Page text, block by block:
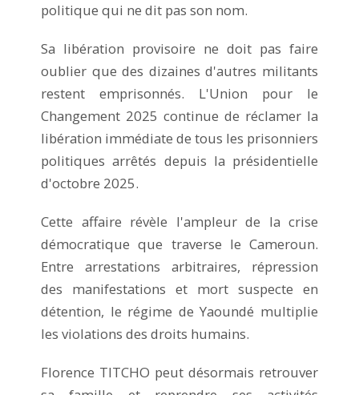
politique qui ne dit pas son nom.
Sa libération provisoire ne doit pas faire
oublier que des dizaines d'autres militants
restent emprisonnés. L'Union pour le
Changement 2025 continue de réclamer la
libération immédiate de tous les prisonniers
politiques arrêtés depuis la présidentielle
d'octobre 2025.
Cette affaire révèle l'ampleur de la crise
démocratique que traverse le Cameroun.
Entre arrestations arbitraires, répression
des manifestations et mort suspecte en
détention, le régime de Yaoundé multiplie
les violations des droits humains.
Florence TITCHO peut désormais retrouver